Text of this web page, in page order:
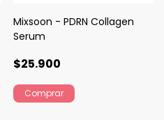
Mixsoon - PDRN Collagen
Serum
$25.900